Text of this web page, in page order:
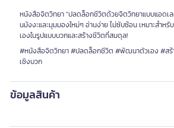
หนังสือจิตวิทยา "ปลดล็อกชีวิตด้วยจิตวิทยาแบบแอดเล
นมังงะและมุมมองใหม่ๆ อ่านง่าย ไม่ซับซ้อน เหมาะสำ
เองในรูปแบบบวกและสร้างชีวิตที่สมดุล!
#หนังสือจิตวิทยา #ปลดล็อกชีวิต #พัฒนาตัวเอง #สร้
เชิงบวก
ข้อมูลสินค้า